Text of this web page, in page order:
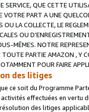
SERVICE, QUE CETTE
PART A UNE
OU LA COLLECTE, LE
OU
MÊMES. NOTRE
PARTIE AMAZON , Y
POUR FAIRE
des litiges
ce soit du Programme
effectuées en vertu
des litiges